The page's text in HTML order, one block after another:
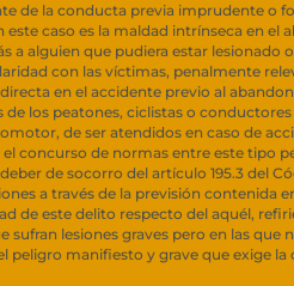
de la conducta previa imprudente o
este caso es la maldad intrínseca en el
a alguien que pudiera estar lesionado
con las víctimas, penalmente
en el accidente previo al
de los peatones, ciclistas o
de ser atendidos en caso de
el concurso de normas entre este tipo
de socorro del artículo 195.3 del
a través de la previsión contenida
de este delito respecto del aquél,
sufran lesiones graves pero en las que
peligro manifiesto y grave que exige la